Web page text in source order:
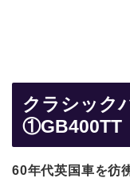
クラシック
①GB400TT
60年代英国車を彷